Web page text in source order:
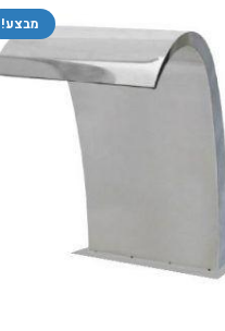
מבצע!